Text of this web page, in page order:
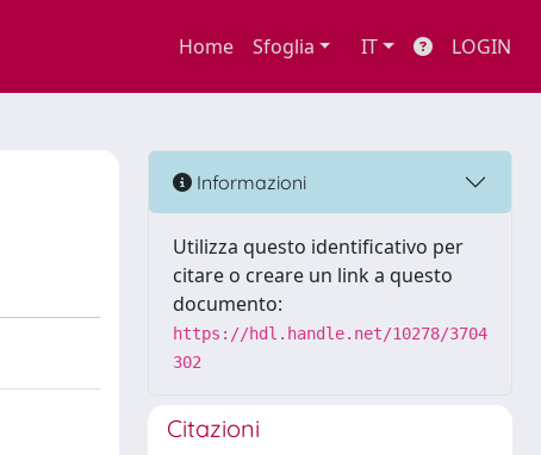
Home Sfoglia IT LOGIN
Informazioni
Utilizza questo identificativo per
citare o creare un link a questo
documento:
https://hdl.handle.net/10278/3704
302
Citazioni